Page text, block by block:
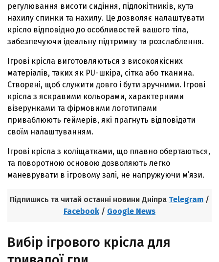
регулювання висоти сидіння, підлокітників, кута
нахилу спинки та нахилу. Це дозволяє налаштувати
крісло відповідно до особливостей вашого тіла,
забезпечуючи ідеальну підтримку та розслаблення.
Ігрові крісла виготовляються з високоякісних
матеріалів, таких як PU-шкіра, сітка або тканина.
Створені, щоб служити довго і бути зручними. Ігрові
крісла з яскравими кольорами, характерними
візерунками та фірмовими логотипами
приваблюють геймерів, які прагнуть відповідати
своїм налаштуванням.
Ігрові крісла з коліщатками, що плавно обертаються,
та поворотною основою дозволяють легко
маневрувати в ігровому залі, не напружуючи м’язи.
Підпишись та читай останні новини Дніпра Telegram /
Facebook / Google News
Вибір ігрового крісла для